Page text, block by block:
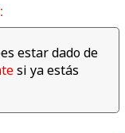
estar dado de
si ya estás